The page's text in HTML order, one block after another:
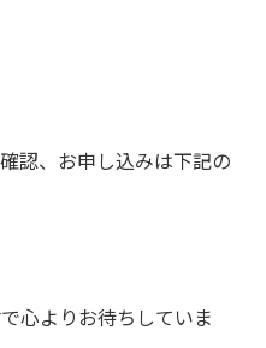
認、お申し込みは下記の
心よりお待ちしていま